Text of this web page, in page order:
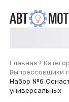
Главная
Выпрессовщики
Набор №6
универсальных